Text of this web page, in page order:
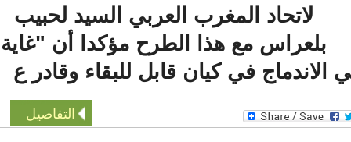
لاتحاد المغرب العربي السيد لحبيب
بلعراس مع هذا الطرح مؤكدا أن "غاية
في كيان قابل للبقاء وقادر ع
التفاصيل